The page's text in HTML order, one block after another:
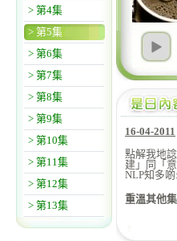
> 第4集
> 第5集
> 第6集
> 第7集
> 第8集
> 第9集
> 第10集
> 第11集
> 第12集
> 第13集
16-04-2011
點解我地
建」同「
NLP知多
重溫其他